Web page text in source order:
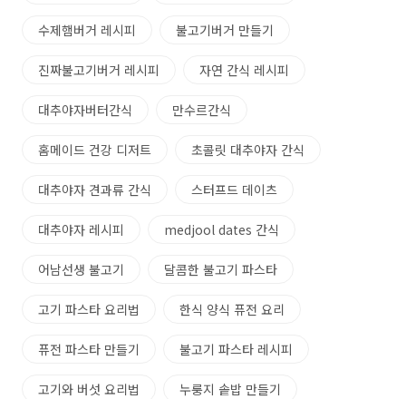
수제햄버거 레시피 불고기버거 만들기
진짜불고기버거 레시피 자연 간식 레시피
대추야자버터간식 만수르간식
홈메이드 건강 디저트 초콜릿 대추야자 간식
대추야자 견과류 간식 스터프드 데이츠
대추야자 레시피 medjool dates 간식
어남선생 불고기 달콤한 불고기 파스타
고기 파스타 요리법 한식 양식 퓨전 요리
퓨전 파스타 만들기 불고기 파스타 레시피
고기와 버섯 요리법 누룽지 솥밥 만들기